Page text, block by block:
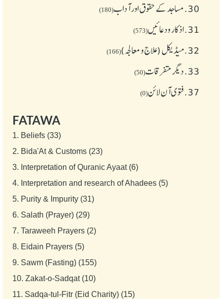
30. مساجد کے حقوق اور آداب(180)
31. اذکار ودعائیں(573)
32. میڈیکل (علاج و معالجہ)(166)
33. دیگر متفرقات(50)
37. فتوی آن لائن(0)
FATAWA
1. Beliefs (33)
2. Bida'At & Customs (23)
3. Interpretation of Quranic Ayaat (6)
4. Interpretation and research of Ahadees (5)
5. Purity & Impurity (31)
6. Salath (Prayer) (29)
7. Taraweeh Prayers (2)
8. Eidain Prayers (5)
9. Sawm (Fasting) (155)
10. Zakat-o-Sadqat (10)
11. Sadqa-tul-Fitr (Eid Charity) (15)